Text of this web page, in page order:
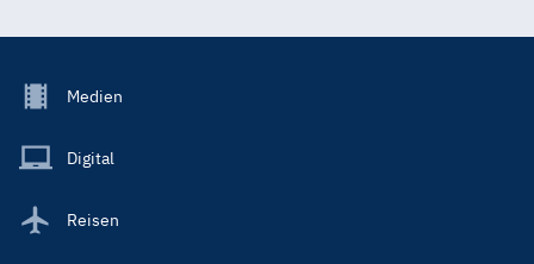
Footer
Main
Medien
Digital
Reisen